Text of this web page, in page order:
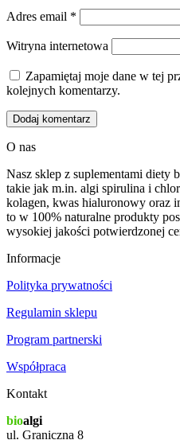
Adres email *
Witryna internetowa
Zapamiętaj moje dane w tej
kolejnych komentarzy.
O nas
Nasz sklep z suplementami diety
takie jak m.in. algi spirulina i
kolagen, kwas hialuronowy oraz
to w 100% naturalne produkty
wysokiej jakości potwierdzonej
Informacje
Polityka prywatności
Regulamin sklepu
Program partnerski
Współpraca
Kontakt
bioalgi
ul. Graniczna 8